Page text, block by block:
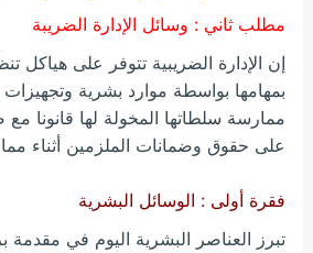
مطلب ثاني : وسائل الإدارة الضريبة
إن الإدارة الضريبية تتوفر على هياكل
بمهامها بواسطة موارد بشرية
ممارسة سلطاتها المخولة لها قانونا
على حقوق وضمانات الملزمين أثناء
فقرة أولى : الوسائل البشرية
تبرز العناصر البشرية اليوم في مقدمة